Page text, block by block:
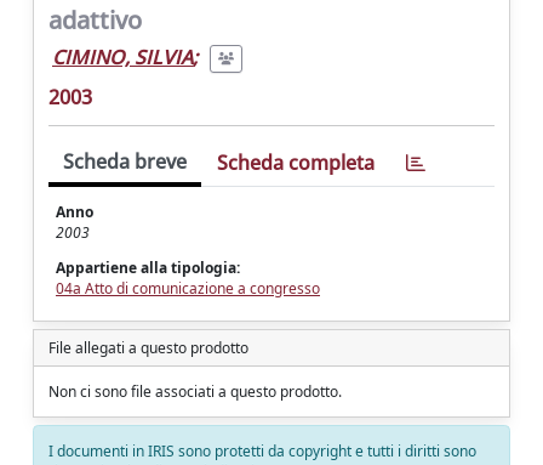
adattivo
CIMINO, SILVIA;
2003
Scheda breve Scheda completa
Anno
2003
Appartiene alla tipologia:
04a Atto di comunicazione a congresso
File allegati a questo prodotto
Non ci sono file associati a questo prodotto.
I documenti in IRIS sono protetti da copyright e tutti i diritti sono